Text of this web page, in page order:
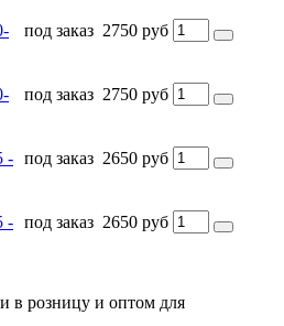
под заказ 2750 руб
под заказ 2750 руб
- под заказ 2650 руб
- под заказ 2650 руб
в розницу и оптом для